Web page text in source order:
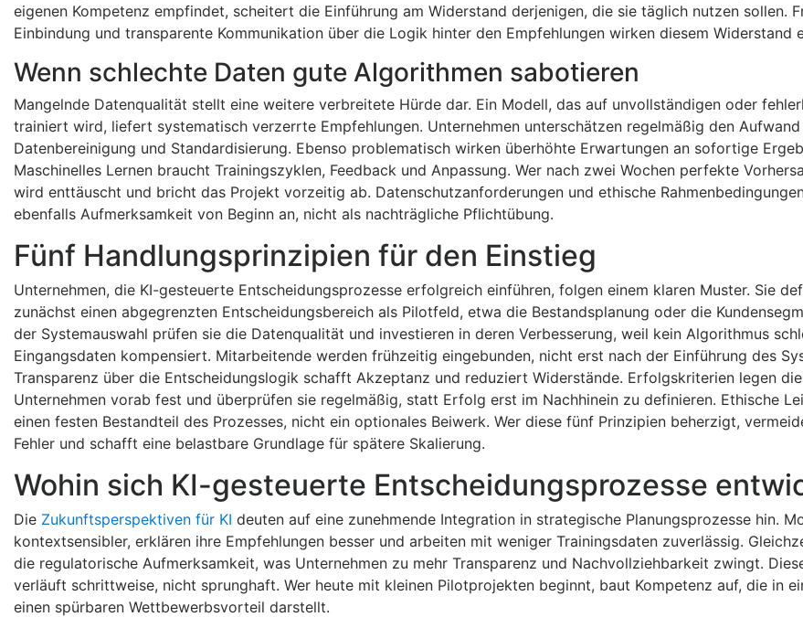
eigenen Kompetenz empfindet, scheitert die Einführung am Widerstand derjenigen, die sie täglich nutzen sollen.
Einbindung und transparente Kommunikation über die Logik hinter den Empfehlungen wirken diesem Widerstand
Wenn schlechte Daten gute Algorithmen sabotieren
Mangelnde Datenqualität stellt eine weitere verbreitete Hürde dar. Ein Modell, das auf unvollständigen oder
trainiert wird, liefert systematisch verzerrte Empfehlungen. Unternehmen unterschätzen regelmäßig den
Datenbereinigung und Standardisierung. Ebenso problematisch wirken überhöhte Erwartungen an sofortige
Maschinelles Lernen braucht Trainingszyklen, Feedback und Anpassung. Wer nach zwei Wochen perfekte
wird enttäuscht und bricht das Projekt vorzeitig ab. Datenschutzanforderungen und ethische
ebenfalls Aufmerksamkeit von Beginn an, nicht als nachträgliche Pflichtübung.
Fünf Handlungsprinzipien für den Einstieg
Unternehmen, die KI-gesteuerte Entscheidungsprozesse erfolgreich einführen, folgen einem klaren Muster. Sie
zunächst einen abgegrenzten Entscheidungsbereich als Pilotfeld, etwa die Bestandsplanung oder die
der Systemauswahl prüfen sie die Datenqualität und investieren in deren Verbesserung, weil kein Algorithmus
Eingangsdaten kompensiert. Mitarbeitende werden frühzeitig eingebunden, nicht erst nach der Einführung des
Transparenz über die Entscheidungslogik schafft Akzeptanz und reduziert Widerstände. Erfolgskriterien legen
Unternehmen vorab fest und überprüfen sie regelmäßig, statt Erfolg erst im Nachhinein zu definieren. Ethische
einen festen Bestandteil des Prozesses, nicht ein optionales Beiwerk. Wer diese fünf Prinzipien beherzigt,
Fehler und schafft eine belastbare Grundlage für spätere Skalierung.
Wohin sich KI-gesteuerte Entscheidungsprozesse
Die Zukunftsperspektiven für KI deuten auf eine zunehmende Integration in strategische Planungsprozesse hin.
kontextsensibler, erklären ihre Empfehlungen besser und arbeiten mit weniger Trainingsdaten zuverlässig.
die regulatorische Aufmerksamkeit, was Unternehmen zu mehr Transparenz und Nachvollziehbarkeit zwingt.
verläuft schrittweise, nicht sprunghaft. Wer heute mit kleinen Pilotprojekten beginnt, baut Kompetenz auf, die in
einen spürbaren Wettbewerbsvorteil darstellt.